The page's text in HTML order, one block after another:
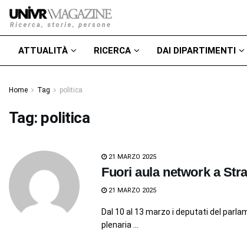
ATTUALITÀ RICERCA DAI DIPARTIMENTI
Home Tag politica
Tag: politica
21 MARZO 2025
Fuori aula network a
21 MARZO 2025
Dal 10 al 13 marzo i deputati del
plenaria ...